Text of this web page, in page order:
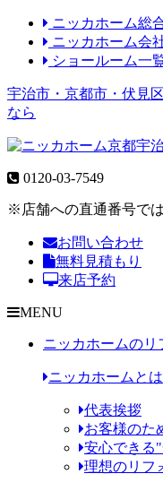
ニッカホーム総
ニッカホーム会
ショールーム一
宇治市・京都市・伏見
なら
0120-03-7549
※店舗への直通番号で
お問い合わせ
無料見積もり
来店予約
MENU
ニッカホームのリ
ニッカホームとは
代表挨拶
お客様のた
安心できる
理想のリフ